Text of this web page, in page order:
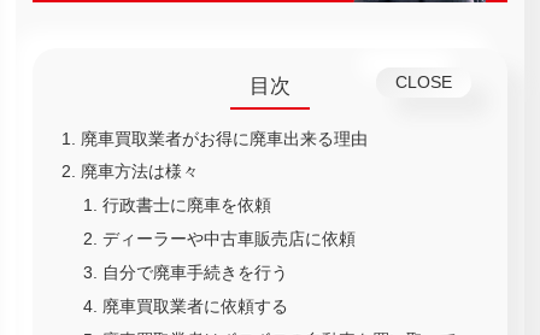
目次
廃車買取業者がお得に廃車出来る理由
廃車方法は様々
行政書士に廃車を依頼
ディーラーや中古車販売店に依頼
自分で廃車手続きを行う
廃車買取業者に依頼する